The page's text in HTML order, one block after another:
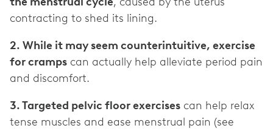
contracting to shed its lining.
2. While it may seem counterintuitive, exercise
for cramps can actually help alleviate period pain
and discomfort.
3. Targeted pelvic floor exercises can help relax
tense muscles and ease menstrual pain (see